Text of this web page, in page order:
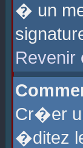
� un
Revenir
Cr�er
�ditez